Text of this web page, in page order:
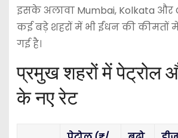
इसके अलावा Mumbai, Kolkata और
कई बड़े शहरों में भी ईंधन की कीमतों में
गई है।
प्रमुख शहरों में पेट्रोल
के नए रेट